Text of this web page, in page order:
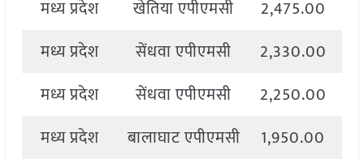
मध्य प्रदेश
खेतिया एपीएमसी 2,475.00
मध्य प्रदेश
सेंधवा एपीएमसी 2,330.00
मध्य प्रदेश
सेंधवा एपीएमसी 2,250.00
मध्य प्रदेश
बालाघाट एपीएमसी 1,950.00